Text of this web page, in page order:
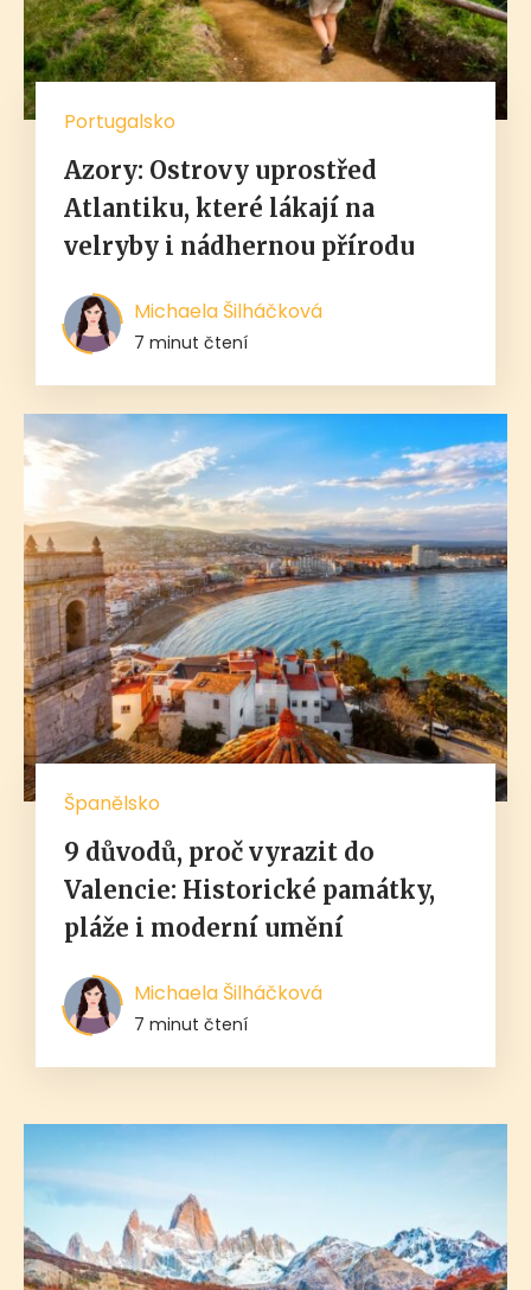
Portugalsko
Azory: Ostrovy uprostřed
Atlantiku, které lákají na
velryby i nádhernou přírodu
Michaela Šilháčková
7 minut čtení
Španělsko
9 důvodů, proč vyrazit do
Valencie: Historické památky,
pláže i moderní umění
Michaela Šilháčková
7 minut čtení